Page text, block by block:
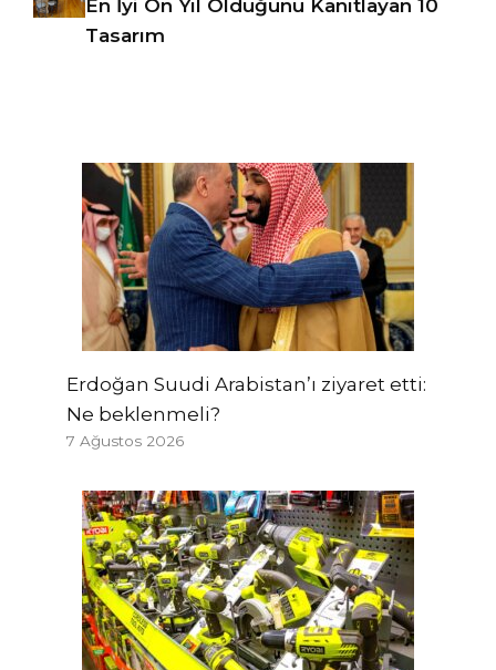
En İyi On Yıl Olduğunu Kanıtlayan 10
Tasarım
Erdoğan Suudi Arabistan’ı ziyaret etti:
Ne beklenmeli?
7 Ağustos 2026